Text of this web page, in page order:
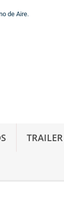
de Aire.
TRAILER